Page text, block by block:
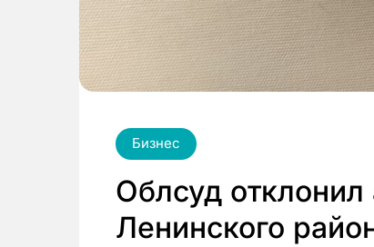
Бизнес
Облсуд
Ленинского